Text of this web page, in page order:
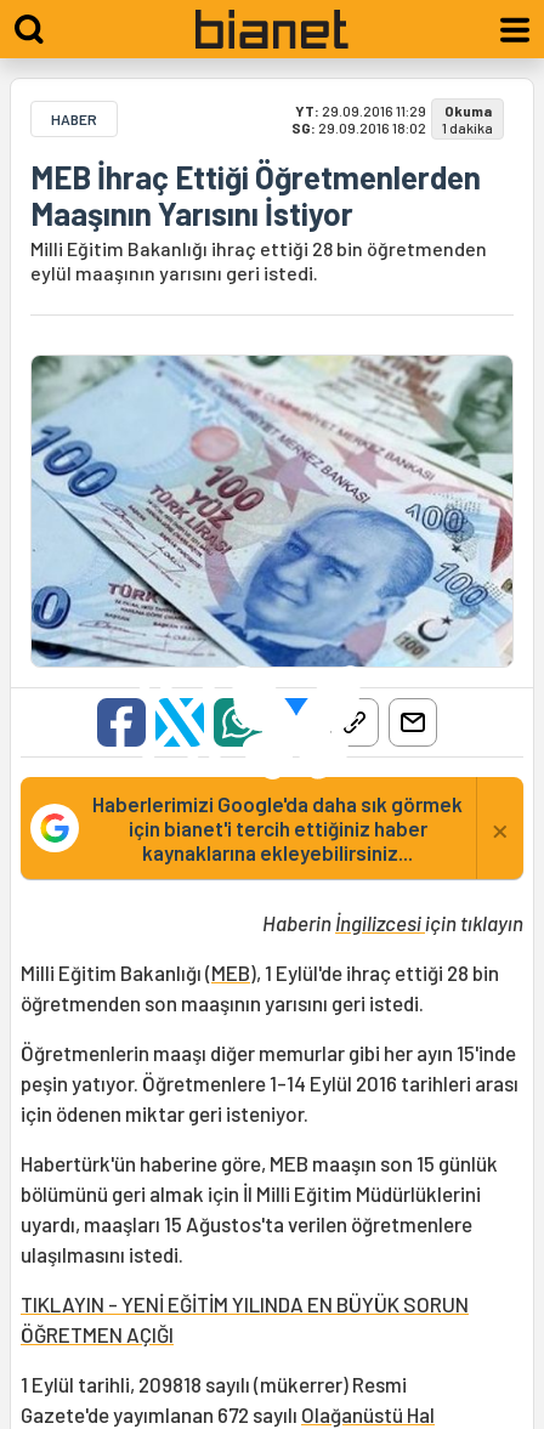
HABER YT: 29.09.2016 11:29
SG: 29.09.2016 18:02
Okuma
1 dakika
MEB İhraç Ettiği Öğretmenlerden
Maaşının Yarısını İstiyor
Milli Eğitim Bakanlığı ihraç ettiği 28 bin öğretmenden
eylül maaşının yarısını geri istedi.
Haberlerimizi Google'da daha sık görmek
için bianet'i tercih ettiğiniz haber
kaynaklarına ekleyebilirsiniz...
×
Haberin İngilizcesiiçin tıklayın
Milli Eğitim Bakanlığı (MEB), 1 Eylül'de ihraç ettiği 28 bin
öğretmenden son maaşının yarısını geri istedi.
Öğretmenlerin maaşı diğer memurlar gibi her ayın 15'inde
peşin yatıyor. Öğretmenlere 1-14 Eylül 2016 tarihleri arası
için ödenen miktar geri isteniyor.
Habertürk'ün haberine göre, MEB maaşın son 15 günlük
bölümünü geri almak için İl Milli Eğitim Müdürlüklerini
uyardı, maaşları 15 Ağustos'ta verilen öğretmenlere
ulaşılmasını istedi.
TIKLAYIN - YENİ EĞİTİM YILINDA EN BÜYÜK SORUN
ÖĞRETMEN AÇIĞI
1 Eylül tarihli, 209818 sayılı (mükerrer) Resmi
Gazete'de yayımlanan 672 sayılı Olağanüstü Hal